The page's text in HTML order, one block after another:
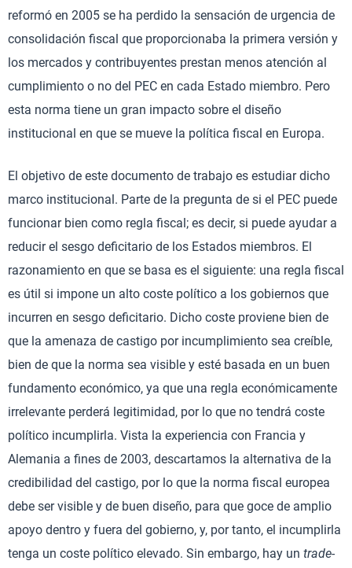
reformó en 2005 se ha perdido la sensación de urgencia de
consolidación fiscal que proporcionaba la primera versión y
los mercados y contribuyentes prestan menos atención al
cumplimiento o no del PEC en cada Estado miembro. Pero
esta norma tiene un gran impacto sobre el diseño
institucional en que se mueve la política fiscal en Europa.
El objetivo de este documento de trabajo es estudiar dicho
marco institucional. Parte de la pregunta de si el PEC puede
funcionar bien como regla fiscal; es decir, si puede ayudar a
reducir el sesgo deficitario de los Estados miembros. El
razonamiento en que se basa es el siguiente: una regla fiscal
es útil si impone un alto coste político a los gobiernos que
incurren en sesgo deficitario. Dicho coste proviene bien de
que la amenaza de castigo por incumplimiento sea creíble,
bien de que la norma sea visible y esté basada en un buen
fundamento económico, ya que una regla económicamente
irrelevante perderá legitimidad, por lo que no tendrá coste
político incumplirla. Vista la experiencia con Francia y
Alemania a fines de 2003, descartamos la alternativa de la
credibilidad del castigo, por lo que la norma fiscal europea
debe ser visible y de buen diseño, para que goce de amplio
apoyo dentro y fuera del gobierno, y, por tanto, el incumplirla
tenga un coste político elevado. Sin embargo, hay un trade-